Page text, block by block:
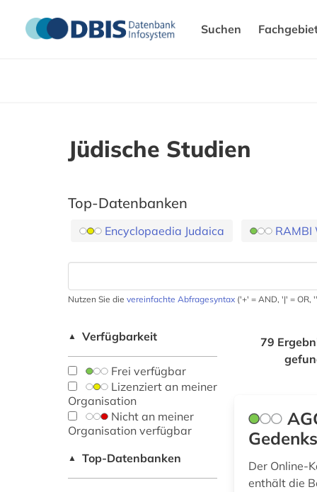
Suchen
Jüdische Studien
Top-Datenbanken
Encyclopaedia Judaica RAMBI
Nutzen Sie die vereinfachte Abfragesyntax ('+' = AND, '|' = OR,
▲ Verfügbarkeit
Frei verfügbar
Lizenziert an meiner
Organisation
Nicht an meiner
Organisation verfügbar
▲ Top-Datenbanken
79
Der Online-
enthält die